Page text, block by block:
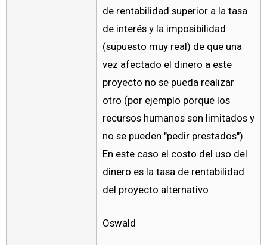
de rentabilidad superior a la tasa
de interés y la imposibilidad
(supuesto muy real) de que una
vez afectado el dinero a este
proyecto no se pueda realizar
otro (por ejemplo porque los
recursos humanos son limitados y
no se pueden "pedir prestados").
En este caso el costo del uso del
dinero es la tasa de rentabilidad
del proyecto alternativo
Oswald